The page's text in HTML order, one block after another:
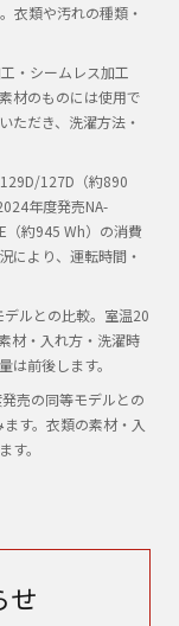
衣類や汚れの種類・
・シームレス加工
材のものには使用で
ただき、洗濯方法・
127D（約890
年度発売NA-
（約945 Wh）の消費
により、運転時間・
ルとの比較。室温20
材・入れ方・洗濯時
は前後します。
売の同等モデルとの
す。衣類の素材・入
。
せ